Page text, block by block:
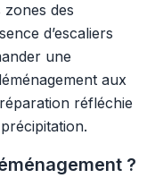
des
d’escaliers
une
aux
réfléchie
?